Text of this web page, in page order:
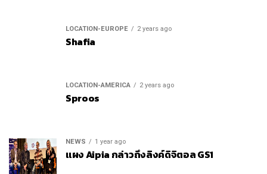
LOCATION-EUROPE 2 years ago
Shafia
LOCATION-AMERICA 2 years ago
Sproos
NEWS 1 year ago
แผง Aipia กล่าวถึงลิงค์ดิจิตอล GS1